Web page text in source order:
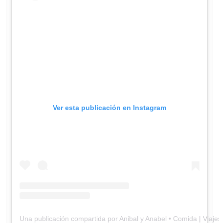
Ver esta publicación en Instagram
Una publicación compartida por Anibal y Anabel • Comida |